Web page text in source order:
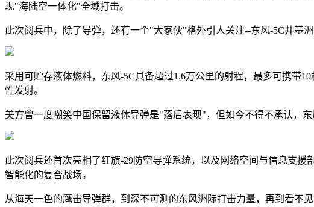
现"海陆空一体化"全域打击。
此次阅兵中，除了导弹，还有一个"大家伙"格外引人关注--东风-5C井基
采用可贮存液体燃料，东风-5C具备超过1.6万公里的射程，最多可携带
性发射。
美方曾一度嘲笑中国保留液体导弹是"落后表现"，但如今不得不承认，
此次阅兵还首次亮相了红旗-29防空导弹系统，以及网络空间与信息支
智能化的复合战场。
从海天一色的鹰击导弹群，到深不可测的东风洲际打击力量，再到看不